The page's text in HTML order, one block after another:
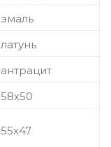
эмаль
латунь
антрацит
58х50
55х47